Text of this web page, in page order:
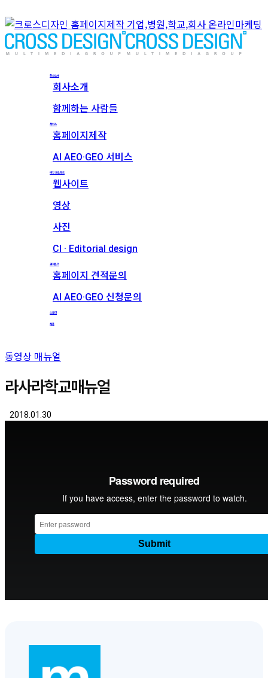
회사소개
회사소개
함께하는 사람들
서비스
홈페이지제작
AI AEO·GEO 서비스
메인 프로젝트
웹사이트
영상
사진
CI · Editorial design
견적문의
홈페이지 견적문의
AI AEO·GEO 신청문의
스토리
채용
동영상 매뉴얼
라사라학교매뉴얼
2018.01.30